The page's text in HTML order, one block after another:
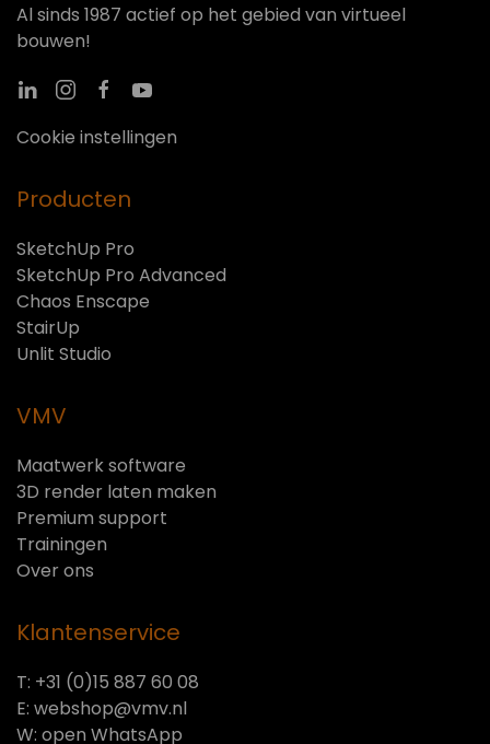
Al sinds 1987 actief op het gebied van virtueel
bouwen!
Cookie instellingen
Producten
SketchUp Pro
SketchUp Pro Advanced
Chaos Enscape
StairUp
Unlit Studio
VMV
Maatwerk software
3D render laten maken
Premium support
Trainingen
Over ons
Klantenservice
T: +31 (0)15 887 60 08
E: webshop@vmv.nl
W: open WhatsApp